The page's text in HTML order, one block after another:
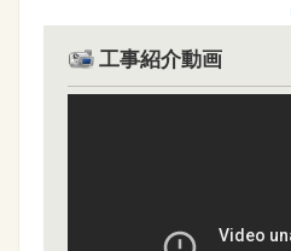
工事紹介動画